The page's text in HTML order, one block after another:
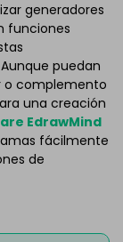
generadores
funciones
puedan
o complemento
una creación
EdrawMind
fácilmente
de